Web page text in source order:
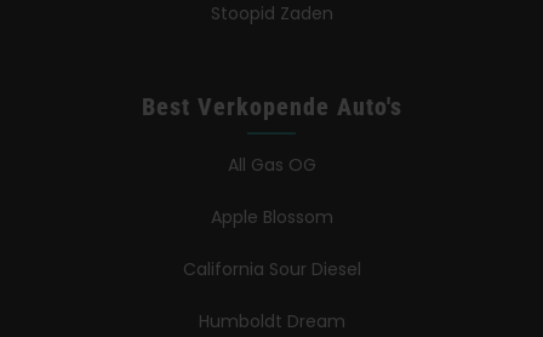
Stoopid Zaden
Best Verkopende Auto's
All Gas OG
Apple Blossom
California Sour Diesel
Humboldt Dream